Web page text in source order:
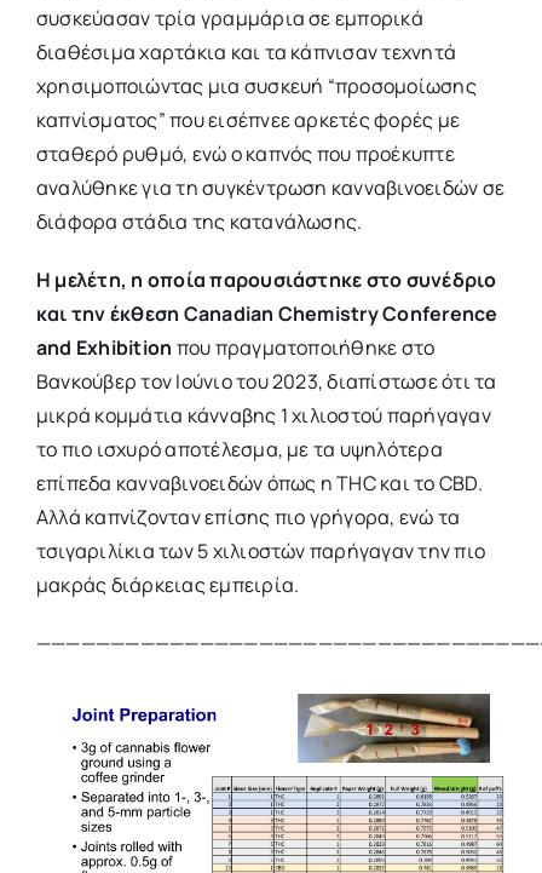
συσκεύασαν τρία γραμμάρια σε εμπορικά
διαθέσιμα χαρτάκια και τα κάπνισαν τεχνητά
χρησιμοποιώντας μια συσκευή “προσομοίωσης
καπνίσματος” που εισέπνεε αρκετές φορές με
σταθερό ρυθμό, ενώ ο καπνός που προέκυπτε
αναλύθηκε για τη συγκέντρωση κανναβινοειδών σε
διάφορα στάδια της κατανάλωσης.
Η μελέτη, η οποία παρουσιάστηκε στο συνέδριο
και την έκθεση Canadian Chemistry Conference
and Exhibition που πραγματοποιήθηκε στο
Βανκούβερ τον Ιούνιο του 2023, διαπίστωσε ότι τα
μικρά κομμάτια κάνναβης 1 χιλιοστού παρήγαγαν
το πιο ισχυρό αποτέλεσμα, με τα υψηλότερα
επίπεδα κανναβινοειδών όπως η THC και το CBD.
Αλλά καπνίζονταν επίσης πιο γρήγορα, ενώ τα
τσιγαριλίκια των 5 χιλιοστών παρήγαγαν την πιο
μακράς διάρκειας εμπειρία.